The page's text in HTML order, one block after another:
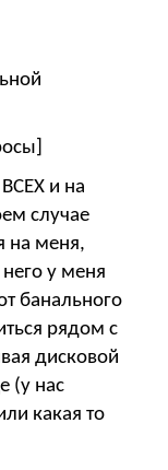
и на
случае
на меня,
у меня
банального
рядом с
дисковой
(у нас
какая то